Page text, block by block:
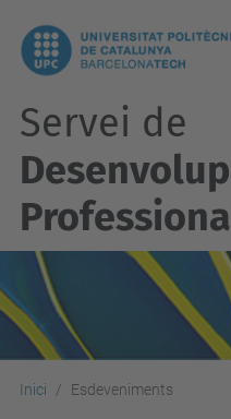
Servei de
Inici Esdeveniments